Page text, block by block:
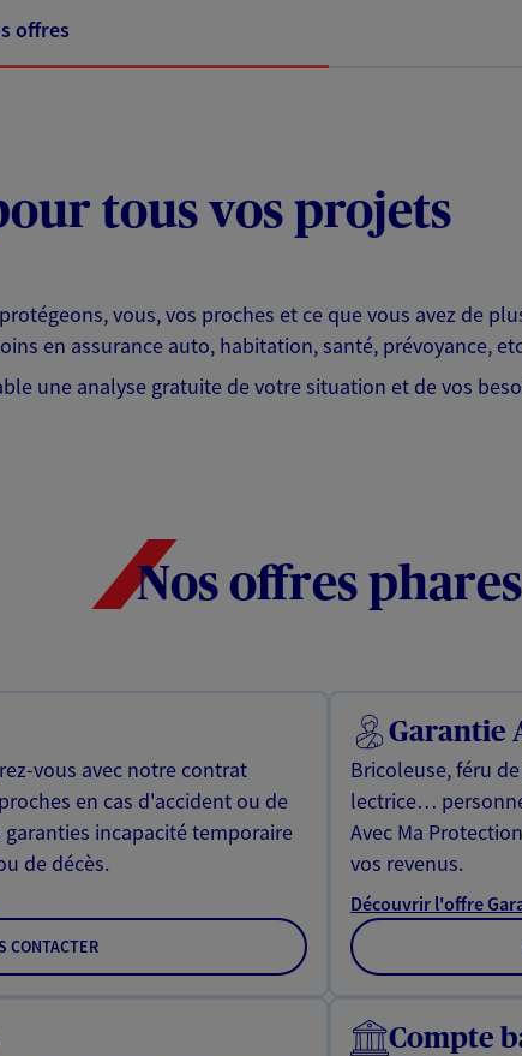
offres
tous vos projets
vous, vos proches et ce que vous avez de
en assurance auto, habitation, santé, prévoyance,
une analyse gratuite de votre situation et de vos
Nos offres phares
vous avec notre contrat
en cas d'accident ou de
incapacité temporaire
de décès.
CONTACTER
Garantie
Bricoleuse, féru
lectrice…
Avec Ma
vos revenus.
Découvrir l'offre
Compte